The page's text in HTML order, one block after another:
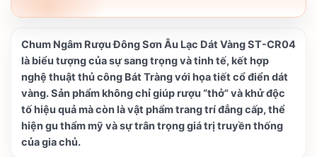
Chum Ngâm Rượu Đông Sơn Âu Lạc Dát Vàng ST-CR04
là biểu tượng của sự sang trọng và tinh tế, kết hợp
nghệ thuật thủ công Bát Tràng với họa tiết cổ điển dát
vàng. Sản phẩm không chỉ giúp rượu “thở” và khử độc
tố hiệu quả mà còn là vật phẩm trang trí đẳng cấp, thể
hiện gu thẩm mỹ và sự trân trọng giá trị truyền thống
của gia chủ.